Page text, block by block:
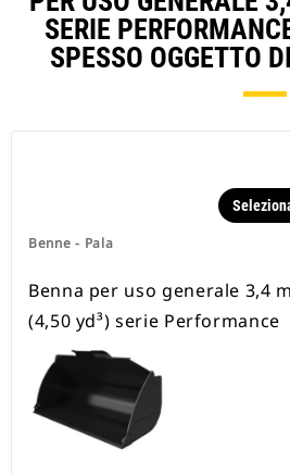
SERIE
SPESSO OGGETTO
Benne - Pala
Benna per uso generale 3,4
(4,50 yd³) serie Performance